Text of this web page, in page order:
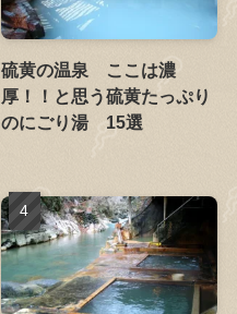
硫黄の温泉 ここは濃
厚！！と思う硫黄たっぷり
のにごり湯 15選